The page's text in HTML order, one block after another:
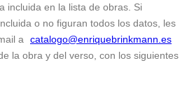
incluida en la lista de obras. Si
o no figuran todos los datos, les
a
catalogo@enriquebrinkmann.es
la obra y del verso, con los siguientes